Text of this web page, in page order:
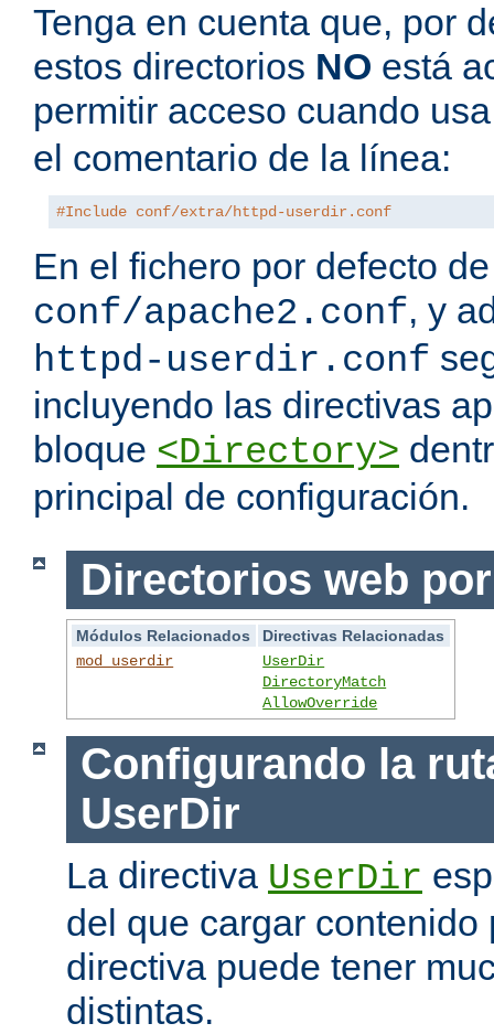
Tenga en cuenta que, por
estos directorios NO está
permitir acceso cuando
el comentario de la línea:
#Include conf/extra/httpd-userdir.conf
En el fichero por defecto
conf/apache2.conf, y
httpd-userdir.conf
incluyendo las directivas
bloque <Directory>
principal de configuración.
Directorios web
Módulos Relacionados
Directivas Relacionadas
mod_userdir
UserDir
DirectoryMatch
AllowOverride
Configurando la
UserDir
La directiva UserDir
del que cargar contenido
directiva puede tener
distintas.